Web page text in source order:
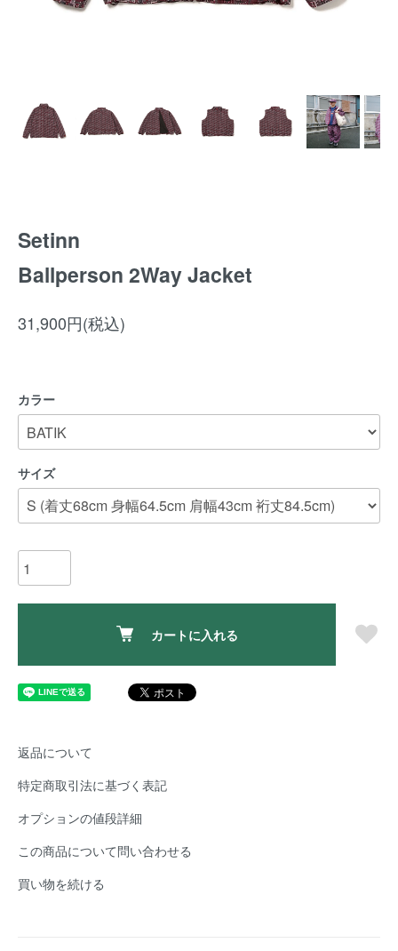
Setinn
Ballperson 2Way Jacket
31,900円(税込)
カラー
サイズ
カートに入れる
返品について
特定商取引法に基づく表記
オプションの値段詳細
この商品について問い合わせる
買い物を続ける